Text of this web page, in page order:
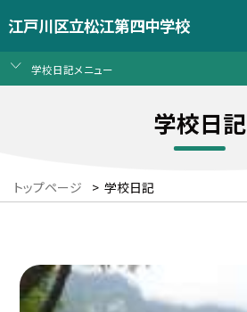
江戸川区立松江第四中学校
学校日記メニュー
学校日記
トップページ > 学校日記